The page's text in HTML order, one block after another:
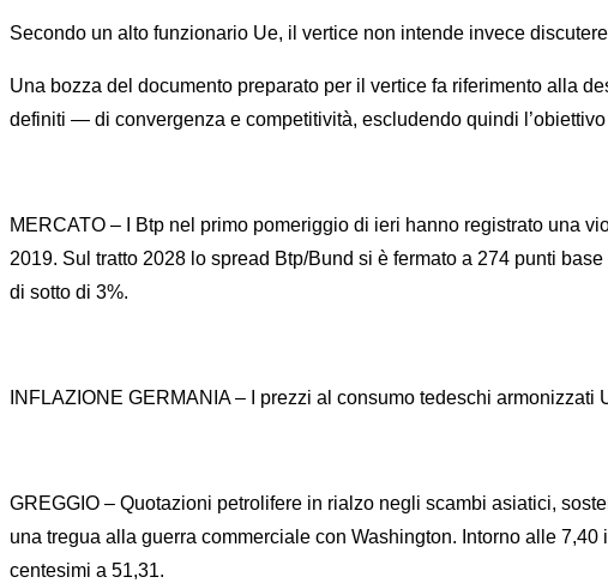
Secondo un alto funzionario Ue, il vertice non intende invece
Una bozza del documento preparato per il vertice fa riferimento alla
definiti — di convergenza e competitività, escludendo quindi
MERCATO – I Btp nel primo pomeriggio di ieri hanno registrato una
2019. Sul tratto 2028 lo spread Btp/Bund si è fermato a 274 punti
di sotto di 3%.
INFLAZIONE GERMANIA – I prezzi al consumo tedeschi
GREGGIO – Quotazioni petrolifere in rialzo negli scambi asiatici,
una tregua alla guerra commerciale con Washington. Intorno alle
centesimi a 51,31.